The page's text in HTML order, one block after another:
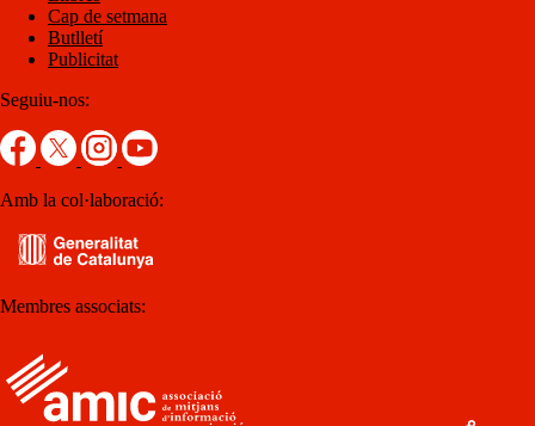
Cap de setmana
Butlletí
Publicitat
Seguiu-nos:
Amb la col·laboració:
Membres associats: